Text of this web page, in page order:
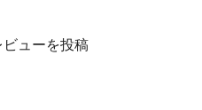
ビューを投稿